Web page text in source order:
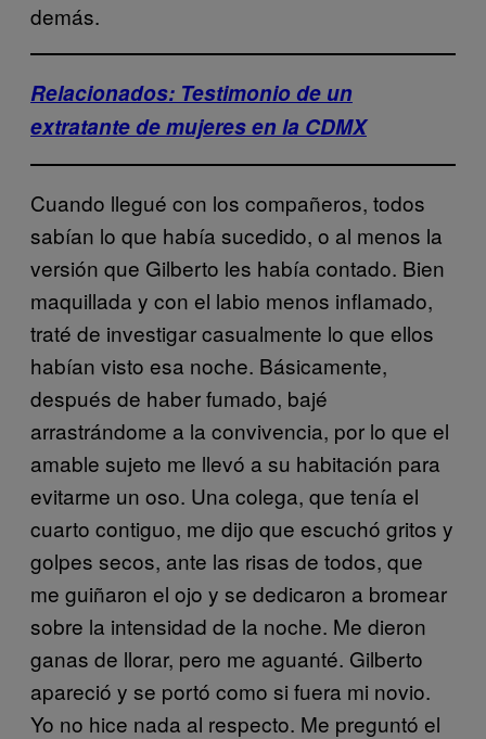
demás.
Relacionados: Testimonio de un
extratante de mujeres en la CDMX
Cuando llegué con los compañeros, todos
sabían lo que había sucedido, o al menos la
versión que Gilberto les había contado. Bien
maquillada y con el labio menos inflamado,
traté de investigar casualmente lo que ellos
habían visto esa noche. Básicamente,
después de haber fumado, bajé
arrastrándome a la convivencia, por lo que el
amable sujeto me llevó a su habitación para
evitarme un oso. Una colega, que tenía el
cuarto contiguo, me dijo que escuchó gritos y
golpes secos, ante las risas de todos, que
me guiñaron el ojo y se dedicaron a bromear
sobre la intensidad de la noche. Me dieron
ganas de llorar, pero me aguanté. Gilberto
apareció y se portó como si fuera mi novio.
Yo no hice nada al respecto. Me preguntó el